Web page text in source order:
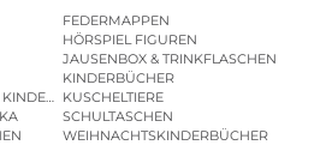
FEDERMAPPEN
HÖRSPIEL FIGUREN
JAUSENBOX & TRINKFLASCHEN
KINDERBÜCHER
KUSCHELTIERE
SCHULTASCHEN
WEIHNACHTSKINDERBÜCHER